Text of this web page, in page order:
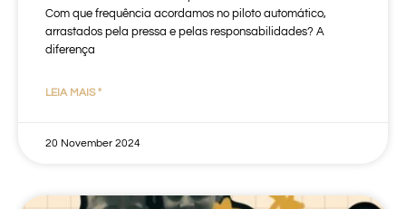
Com que frequência acordamos no piloto automático,
arrastados pela pressa e pelas responsabilidades? A
diferença
LEIA MAIS "
20 November 2024